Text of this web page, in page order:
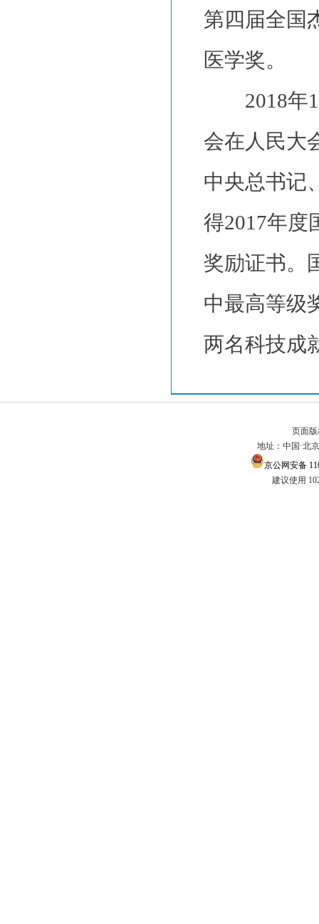
第四届全国
医学奖。
2018年1
会在人民大
中央总书记
得2017年度
奖励证书。
中最高等级
两名科技成
页面
地址：中国·北
京公网安备
建议使用